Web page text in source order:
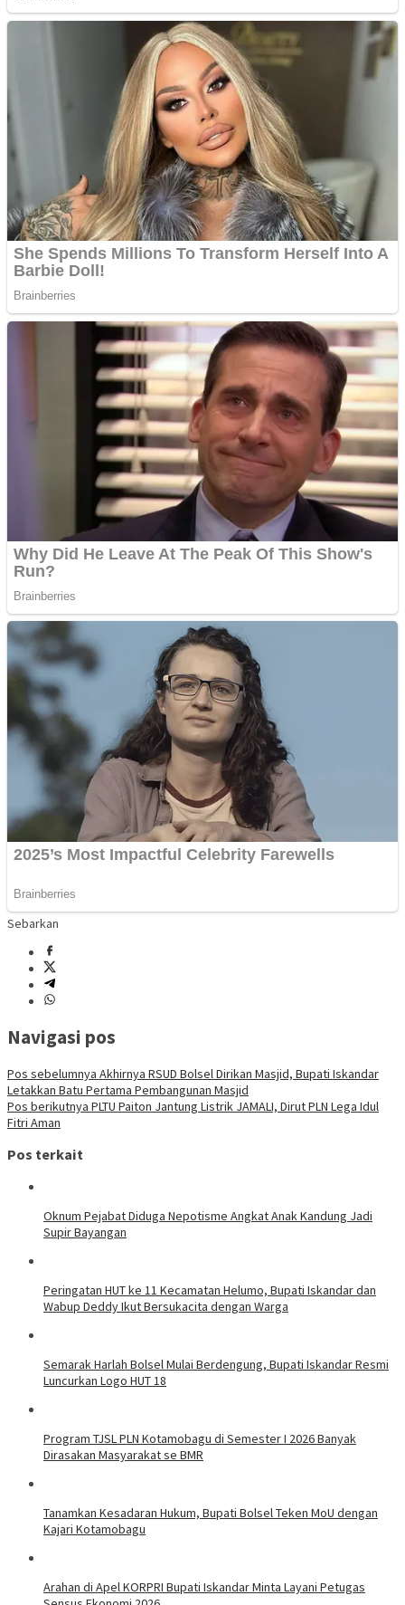
Sebarkan
Navigasi pos
Pos sebelumnya Akhirnya RSUD Bolsel Dirikan Masjid, Bupati Iskandar
Letakkan Batu Pertama Pembangunan Masjid
Pos berikutnya PLTU Paiton Jantung Listrik JAMALI, Dirut PLN Lega Idul
Fitri Aman
Pos terkait
Oknum Pejabat Diduga Nepotisme Angkat Anak Kandung Jadi
Supir Bayangan
Peringatan HUT ke 11 Kecamatan Helumo, Bupati Iskandar dan
Wabup Deddy Ikut Bersukacita dengan Warga
Semarak Harlah Bolsel Mulai Berdengung, Bupati Iskandar Resmi
Luncurkan Logo HUT 18
Program TJSL PLN Kotamobagu di Semester I 2026 Banyak
Dirasakan Masyarakat se BMR
Tanamkan Kesadaran Hukum, Bupati Bolsel Teken MoU dengan
Kajari Kotamobagu
Arahan di Apel KORPRI Bupati Iskandar Minta Layani Petugas